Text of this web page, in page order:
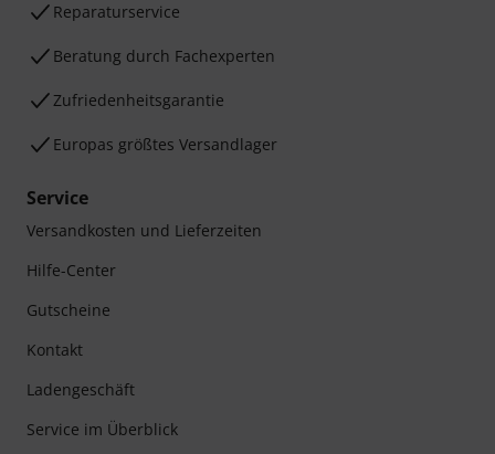
Reparaturservice
Beratung durch Fachexperten
Zufriedenheitsgarantie
Europas größtes Versandlager
Service
Versandkosten und Lieferzeiten
Hilfe-Center
Gutscheine
Kontakt
Ladengeschäft
Service im Überblick